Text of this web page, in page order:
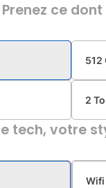
Prenez ce
512
2 To
tech, votre
Wifi